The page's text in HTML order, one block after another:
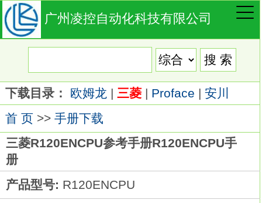
广州凌控自动化科技有限公司
下载目录： 欧姆龙 | 三菱| Proface | 安川
首 页>> 手册下载
三菱R120ENCPU参考手册R120ENCPU手
册
产品型号: R120ENCPU